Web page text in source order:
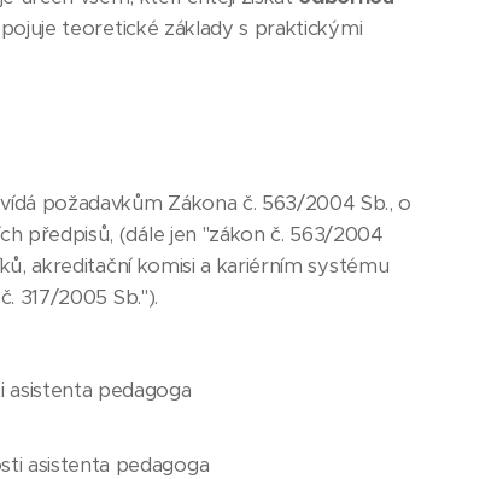
teoretické základy s praktickými
požadavkům Zákona č. 563/2004 Sb., o
předpisů, (dále jen "zákon č. 563/2004
akreditační komisi a kariérním systému
317/2005 Sb.").
pedagoga
asistenta pedagoga